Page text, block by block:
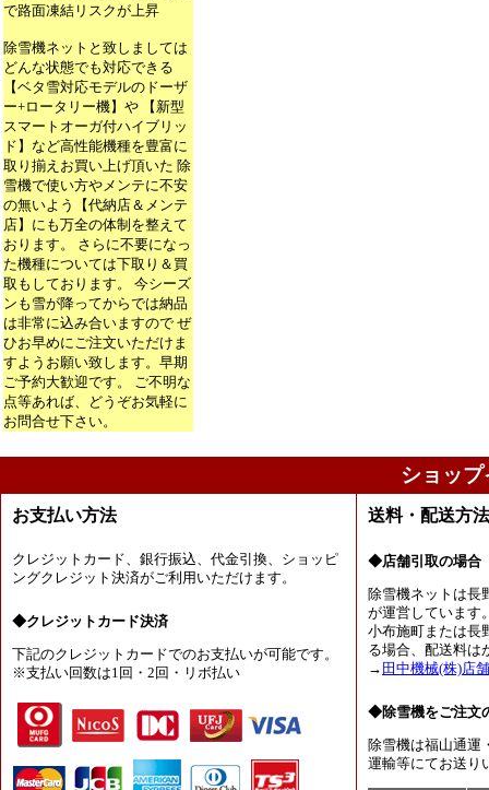
で路面凍結リスクが上昇
除雪機ネットと致しましては
どんな状態でも対応できる
【ベタ雪対応モデルのドーザ
ー+ロータリー機】や 【新型
スマートオーガ付ハイブリッ
ド】など高性能機種を豊富に
取り揃えお買い上げ頂いた 除
雪機で使い方やメンテに不安
の無いよう【代納店＆メンテ
店】にも万全の体制を整えて
おります。 さらに不要になっ
た機種については下取り＆買
取もしております。 今シーズ
ンも雪が降ってからでは納品
は非常に込み合いますので ぜ
ひお早めにご注文いただけま
すようお願い致します。早期
ご予約大歓迎です。 ご不明な
点等あれば、どうぞお気軽に
お問合せ下さい。
ショッ
お支払い方法
クレジットカード、銀行振込、代金引換、ショッピ
ングクレジット決済がご利用いただけます。
◆クレジットカード決済
下記のクレジットカードでのお支払いが可能です。
※支払い回数は1回・2回・リボ払い
送料・配送方
◆店舗引取の場合
除雪機ネットは長
が運営しています
小布施町または長
る場合、配送料は
→ 田中機械(株)店
◆除雪機をご注文
除雪機は福山通運
運輸等にてお送り